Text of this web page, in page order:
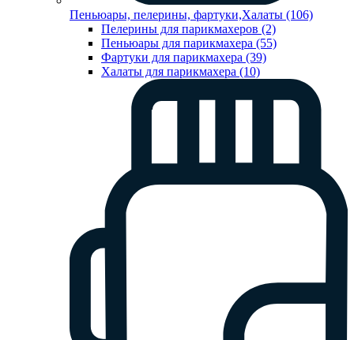
Пеньюары, пелерины, фартуки,Халаты (106)
Пелерины для парикмахеров (2)
Пеньюары для парикмахера (55)
Фартуки для парикмахера (39)
Халаты для парикмахера (10)